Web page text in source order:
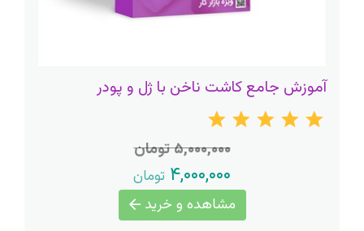
آموزش جامع کاشت ناخن با ژل و پودر
۵,۰۰۰,۰۰۰ تومان
۴,۰۰۰,۰۰۰ تومان
مشاهده و خرید